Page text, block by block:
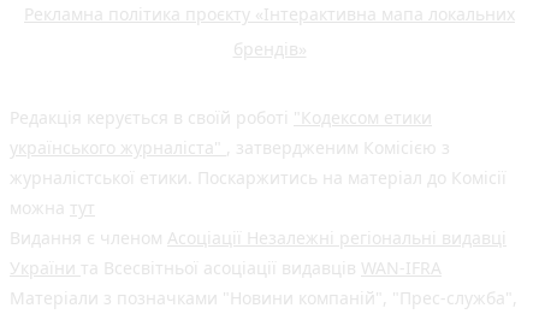
Рекламна політика проєкту «Інтерактивна мапа локальних
брендів»
Редакція керується в своїй роботі "Кодексом етики
українського журналіста"
, затвердженим Комісією з
журналістської етики. Поскаржитись на матеріал до Комісії
можна тут
Видання є членом Асоціації Незалежні регіональні видавці
України та Всесвітньої асоціації видавців WAN-IFRA
Матеріали з позначками "Новини компаній", "Прес-служба",